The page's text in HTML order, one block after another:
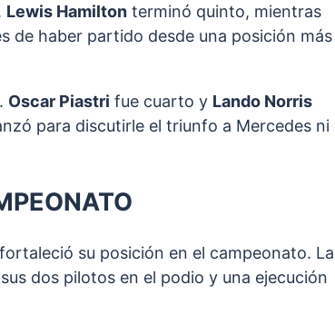
Lewis Hamilton terminó quinto, mientras
de haber partido desde una posición más
Oscar Piastri fue cuarto y Lando Norris
para discutirle el triunfo a Mercedes ni
su posición en el campeonato. La
dos pilotos en el podio y una ejecución